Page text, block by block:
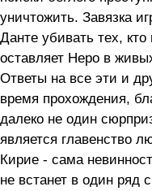
уничтожить. Завязка
Данте убивать тех,
оставляет Неро в
Ответы на все эти и
время прохождения,
далеко не один
является главенство
Кирие - сама
не встанет в один ряд